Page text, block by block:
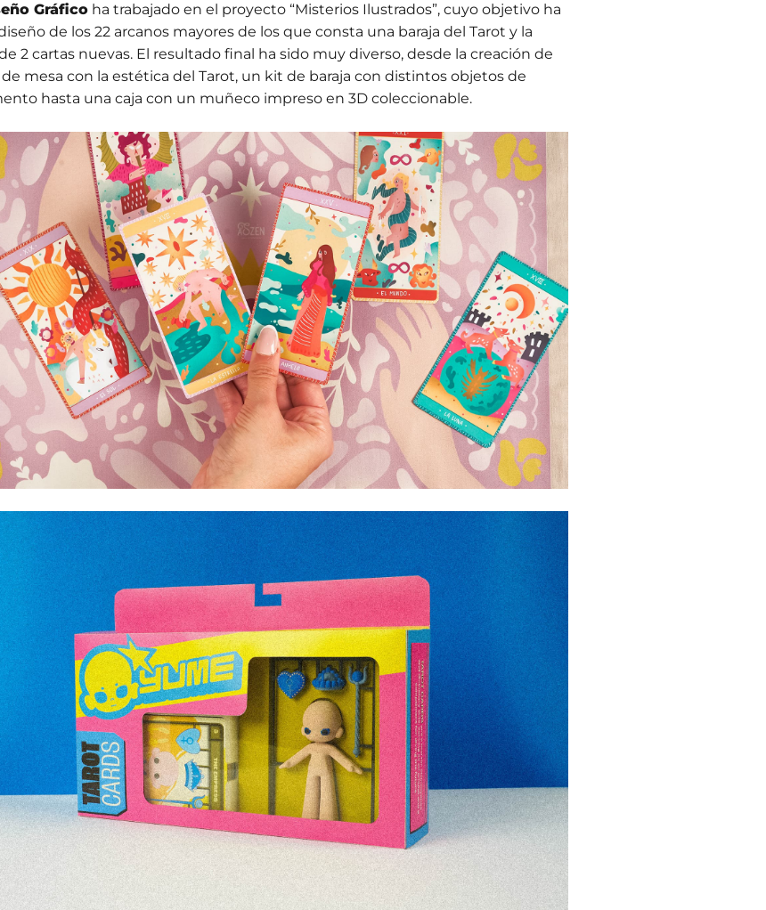
Gráfico ha trabajado en el proyecto “Misterios Ilustrados”, cuyo objetivo ha
de los 22 arcanos mayores de los que consta una baraja del Tarot y la
2 cartas nuevas. El resultado final ha sido muy diverso, desde la creación de
mesa con la estética del Tarot, un kit de baraja con distintos objetos de
hasta una caja con un muñeco impreso en 3D coleccionable.